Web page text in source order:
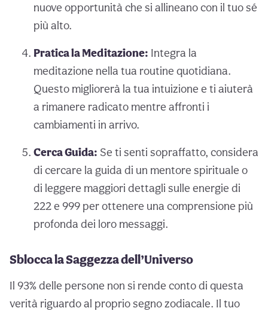
nuove opportunità che si allineano con il tuo sé
più alto.
Pratica la Meditazione: Integra la
meditazione nella tua routine quotidiana.
Questo migliorerà la tua intuizione e ti aiuterà
a rimanere radicato mentre affronti i
cambiamenti in arrivo.
Cerca Guida: Se ti senti sopraffatto, considera
di cercare la guida di un mentore spirituale o
di leggere maggiori dettagli sulle energie di
222 e 999 per ottenere una comprensione più
profonda dei loro messaggi.
Sblocca la Saggezza dell’Universo
Il 93% delle persone non si rende conto di questa
verità riguardo al proprio segno zodiacale. Il tuo